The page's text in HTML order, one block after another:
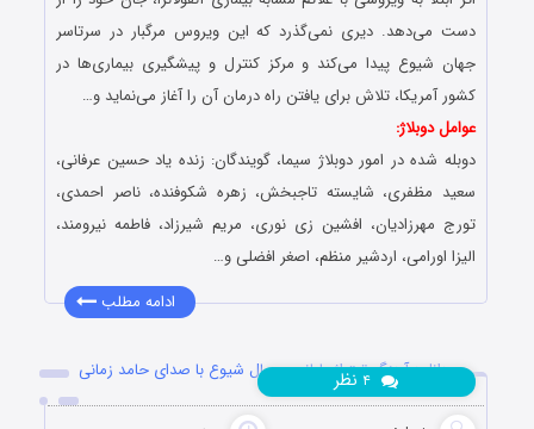
دست می‌‎دهد. دیری نمی‌گذرد که این ویروس مرگبار در سرتاسر
جهان شیوع پیدا می‌کند و مرکز کنترل و پیشگیری بیماری‌ها در
کشور آمریکا، تلاش برای یافتن راه درمان آن را آغاز می‌نماید و…
عوامل دوبلاژ:
دوبله شده در امور دوبلاژ سیما، گویندگان: زنده یاد حسین عرفانی،
سعید مظفری، شایسته تاجبخش، زهره شکوفنده، ناصر احمدی،
تورج مهرزادیان، افشین زی نوری، مریم شیرزاد، فاطمه نیرومند،
الیزا اورامی، اردشیر منظم، اصغر افضلی و…
ادامه مطلب
دانلود آهنگ تیتراژ پایانی سریال شیوع با صدای حامد زمانی
نظر